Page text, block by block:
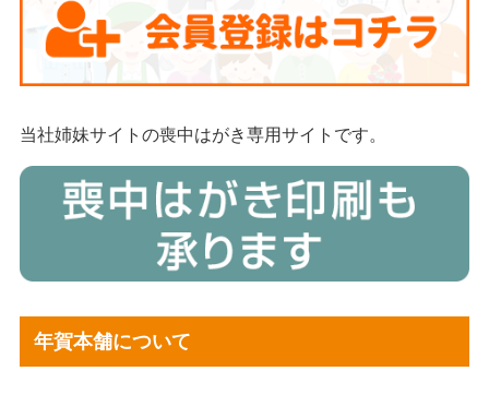
当社姉妹サイトの喪中はがき専用サイトです。
年賀本舗について